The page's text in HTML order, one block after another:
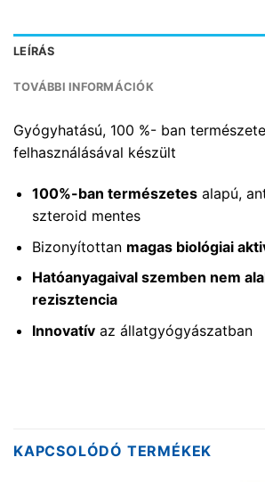
LEÍRÁS
TOVÁBBI INFORMÁCIÓK
Gyógyhatású, 100 %- ban
felhasználásával készült
100%-ban természetesalapú,
szteroid mentes
Bizonyítottan magas biológiai
Hatóanyagaival szemben nem
rezisztencia
Innovatívaz állatgyógyászatban
KAPCSOLÓDÓ TERMÉKEK